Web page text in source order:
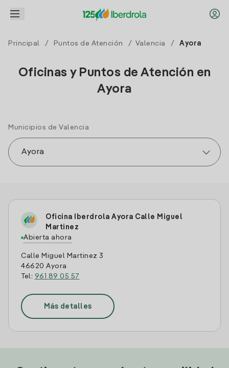
Principal / Puntos de Atención / Valencia / Ayora
Oficinas y Puntos de Atención en
Ayora
Municipios de Valencia
Oficina Iberdrola Ayora Calle Miguel
Martinez
Abierta ahora
Calle Miguel Martinez 3
46620 Ayora
Tel: 961 89 05 57
Más detalles